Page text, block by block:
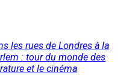
les rues de Londres à la
: tour du monde des
et le cinéma